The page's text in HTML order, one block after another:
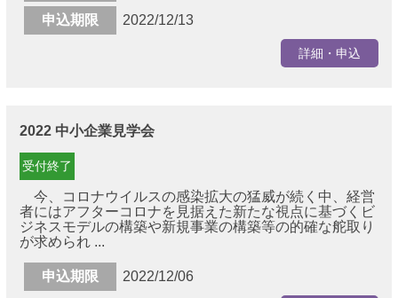
申込期限 2022/12/13
詳細・申込
2022 中小企業見学会
受付終了
今、コロナウイルスの感染拡大の猛威が続く中、経営
者にはアフターコロナを見据えた新たな視点に基づくビ
ジネスモデルの構築や新規事業の構築等の的確な舵取り
が求められ ...
申込期限 2022/12/06